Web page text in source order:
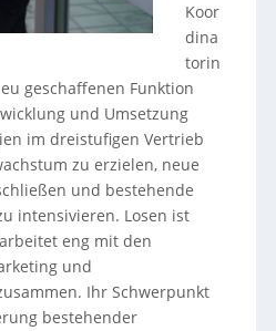
Koor
dina
torin
geschaffenen Funktion
und Umsetzung
im dreistufigen Vertrieb
zu erzielen, neue
und bestehende
intensivieren. Losen ist
eng mit den
und
Ihr Schwerpunkt
bestehender